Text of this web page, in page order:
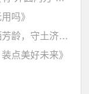
吗》
当代青年奋斗高中作文800字《热血洒芳龄，守土济苍生》
点美好未来》